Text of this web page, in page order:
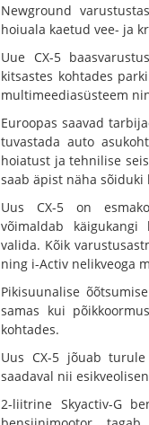
Newground
hoiuala kaetud vee- ja
Uue CX-5
kitsastes kohtades
multimeediasüsteem
Euroopas saavad
tuvastada auto
hoiatust ja tehnilise
saab äpist näha
Uus CX-5 on
võimaldab
valida. Kõik
ning i-Activ nelikveoga
Pikisuunalise
samas kui
kohtades.
Uus CX-5 jõuab
saadaval nii
2-liitrine Skyactiv-G